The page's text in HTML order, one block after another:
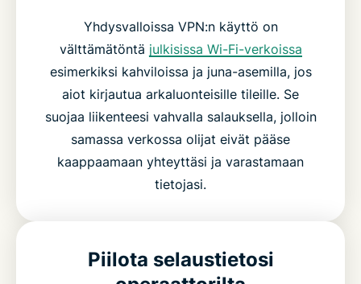
Yhdysvalloissa VPN:n käyttö on
välttämätöntä julkisissa Wi-Fi-verkoissa
esimerkiksi kahviloissa ja juna-asemilla, jos
aiot kirjautua arkaluonteisille tileille. Se
suojaa liikenteesi vahvalla salauksella, jolloin
samassa verkossa olijat eivät pääse
kaappaamaan yhteyttäsi ja varastamaan
tietojasi.
Piilota selaustietosi